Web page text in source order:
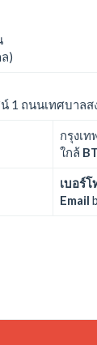
)
ถนนเทศบาลส
กรุงเ
ใกล้
เบอร์
Email